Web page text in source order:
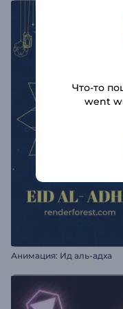
Анимация: Ид аль-адха
Что-то
went